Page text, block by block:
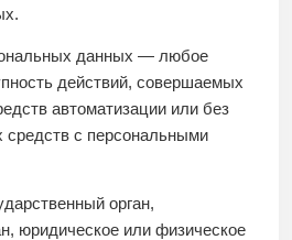
данных — любое
действий, совершаемых
автоматизации или без
средств с персональными
орган,
юридическое или физическое